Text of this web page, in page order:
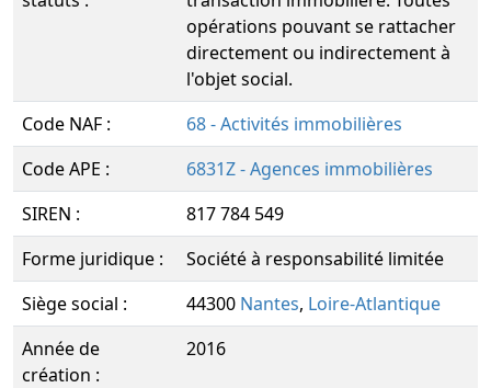
opérations pouvant se rattacher
directement ou indirectement à
l'objet social.
Code NAF :
68 - Activités immobilières
Code APE :
6831Z - Agences immobilières
SIREN :
817 784 549
Forme juridique :
Société à responsabilité limitée
Siège social :
44300 Nantes, Loire-Atlantique
Année de
création :
2016